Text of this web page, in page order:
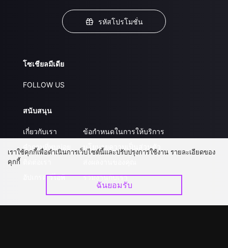
รหัสโปรโมชั่น
โซเชียลมีเดีย
FOLLOW US
สนับสนุน
เกี่ยวกับเรา
คำถามที่พบบ่อย
อัปเกรด วีไอพี
ข้อกำหนดในการให้บริการ
นโยบายความเป็นส่วนตัว
ร่วมงานกับเรา
เราใช้คุกกี้เพื่อดำเนินการเว็บไซต์นี้และปรับปรุงการใช้งาน รายละเอียดของ
คุกกี้
ฉันยอมรับ